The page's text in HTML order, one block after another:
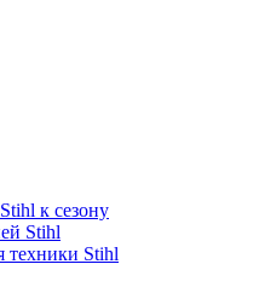
к сезону
Stihl
техники Stihl